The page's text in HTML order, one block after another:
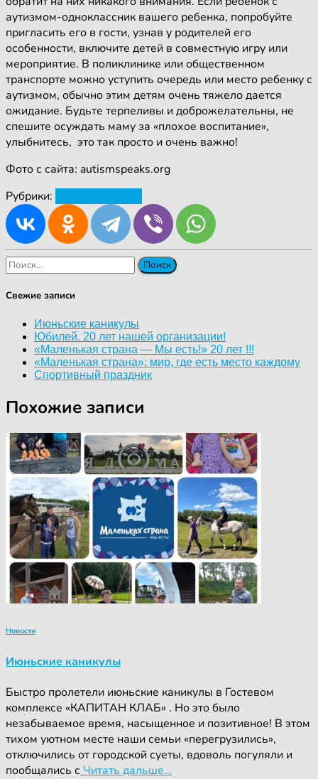
аутизмом-одноклассник вашего ребенка, попробуйте
пригласить его в гости, узнав у родителей его
особенности, включите детей в совместную игру или
мероприятие. В поликлинике или общественном
транспорте можно уступить очередь или место ребенку с
аутизмом, обычно этим детям очень тяжело дается
ожидание. Будьте терпеливы и доброжелательны, не
спешите осуждать маму за «плохое воспитание»,
улыбнитесь, это так просто и очень важно!
Фото с сайта: autismspeaks.org
Рубрики:
Найти:
Свежие записи
Июньские каникулы
Юбилей. 20 лет нашей организации!
«Маленькая страна — Мы есть!» 20 лет !!!
«Маленькая страна»: мир, где есть место каждому
Спортивный праздник
Похожие записи
Новости
Июньские каникулы
Быстро пролетели июньские каникулы в Гостевом
комплексе «КАПИТАН КЛАБ» . Но это было
незабываемое время, насыщенное и позитивное! В этом
тихом уютном месте наши семьи «перегрузились»,
отключились от городской суеты, вдоволь погуляли и
пообщались с Читать дальше…